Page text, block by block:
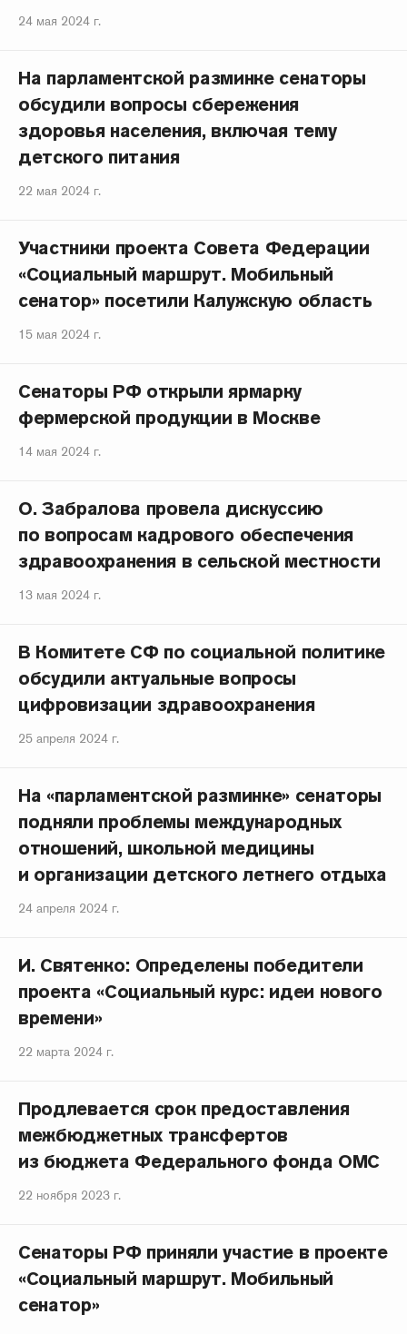
24 мая 2024 г.
На парламентской разминке сенаторы
обсудили вопросы сбережения
здоровья населения, включая тему
детского питания
22 мая 2024 г.
Участники проекта Совета Федерации
«Социальный маршрут. Мобильный
сенатор» посетили Калужскую область
15 мая 2024 г.
Сенаторы РФ открыли ярмарку
фермерской продукции в Москве
14 мая 2024 г.
О. Забралова провела дискуссию
по вопросам кадрового обеспечения
здравоохранения в сельской местности
13 мая 2024 г.
В Комитете СФ по социальной политике
обсудили актуальные вопросы
цифровизации здравоохранения
25 апреля 2024 г.
На «парламентской разминке» сенаторы
подняли проблемы международных
отношений, школьной медицины
и организации детского летнего отдыха
24 апреля 2024 г.
И. Святенко: Определены победители
проекта «Социальный курс: идеи нового
времени»
22 марта 2024 г.
Продлевается срок предоставления
межбюджетных трансфертов
из бюджета Федерального фонда ОМС
22 ноября 2023 г.
Сенаторы РФ приняли участие в проекте
«Социальный маршрут. Мобильный
сенатор»